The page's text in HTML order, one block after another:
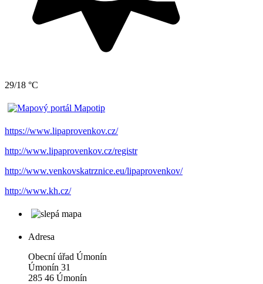
29/18 °C
https://www.lipaprovenkov.cz/
http://www.lipaprovenkov.cz/registr
http://www.venkovskatrznice.eu/lipaprovenkov/
http://www.kh.cz/
Adresa
Obecní úřad Úmonín
Úmonín 31
285 46 Úmonín